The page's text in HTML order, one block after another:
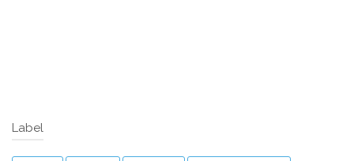
Label